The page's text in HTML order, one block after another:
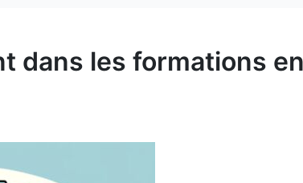
dans les formations